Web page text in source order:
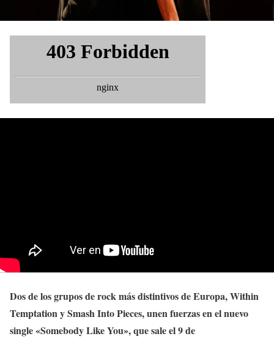
Dos de los grupos de rock más distintivos de Europa, Within
Temptation y Smash Into Pieces, unen fuerzas en el nuevo
single «Somebody Like You», que sale el 9 de